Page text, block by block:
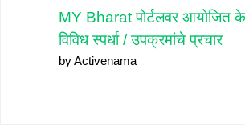
MY Bharat पोर्टलवर आयोजित
विविध स्पर्धा / उपक्रमांचे प्रचार
by Activenama